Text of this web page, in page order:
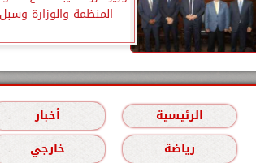
المنظمة والوزارة
الرئيسية أخبار
رياضة
خارجي